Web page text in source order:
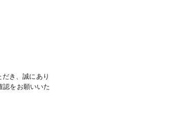
き、誠にあり
認をお願いいた